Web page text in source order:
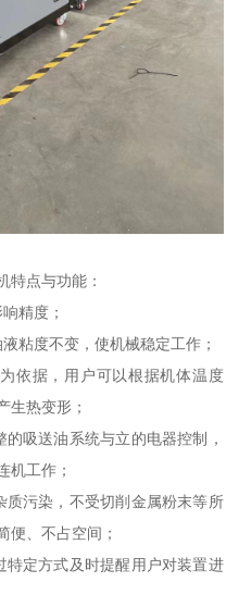
特点与功能：
精度；
粘度不变，使机械稳定工作；
依据，用户可以根据机体温度
生热变形；
吸送油系统与立的电器控制，
机工作；
污染，不受切削金属粉末等所
便、不占空间；
定方式及时提醒用户对装置进